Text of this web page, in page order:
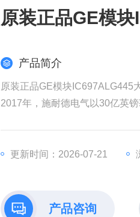
原装正品GE模
产品简介
原装正品GE模块IC697ALG445
2017年，施耐德电气以30亿英
全球工业部门越来越依赖数据来
更新时间：2026-07-21
产品咨询